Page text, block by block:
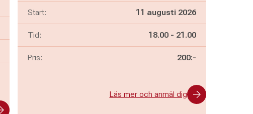
Start: 11 augusti 2026
Tid: Pågår mellan
18.00 - och
21.00
Pris: 200:-
Läs mer och anmäl dig